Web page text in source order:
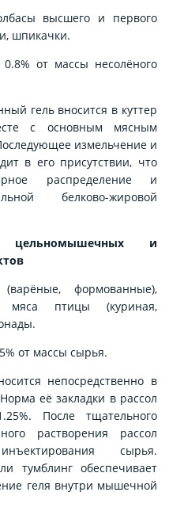
высшего и первого
шпикачки.
от массы несолёного
гель вносится в куттер
с основным мясным
измельчение и
в его присутствии, что
распределение и
белково-жировой
и
формованные),
птицы (куриная,
от массы сырья.
непосредственно в
её закладки в рассол
После тщательного
растворения рассол
сырья.
тумблинг обеспечивает
геля внутри мышечной